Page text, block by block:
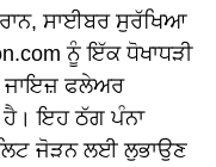
ਸਾਈਬਰ ਸੁਰੱਖਿਆ
ਨੂੰ ਇੱਕ ਧੋਖਾਧੜੀ
ਜਾਇਜ਼ ਫਲੇਅਰ
ਹੈ। ਇਹ ਠੱਗ ਪੰਨਾ
ਜੋੜਨ ਲਈ ਲੁਭਾਉਣ